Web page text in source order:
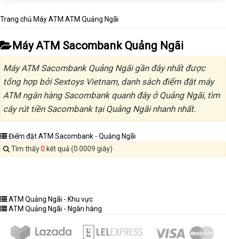
Trang chủ Máy ATM ATM Quảng Ngãi
Máy ATM Sacombank Quảng Ngãi
Máy ATM Sacombank Quảng Ngãi gần đây nhất được
tổng hợp bởi Sextoys Vietnam, danh sách điểm đặt máy
ATM ngân hàng Sacombank quanh đây ở Quảng Ngãi, tìm
cây rút tiền Sacombank tại Quảng Ngãi nhanh nhất.
Điểm đặt ATM Sacombank - Quảng Ngãi
Tìm thấy0 kết quả (0.0009 giây)
ATM Quảng Ngãi - Khu vực
ATM Quảng Ngãi - Ngân hàng